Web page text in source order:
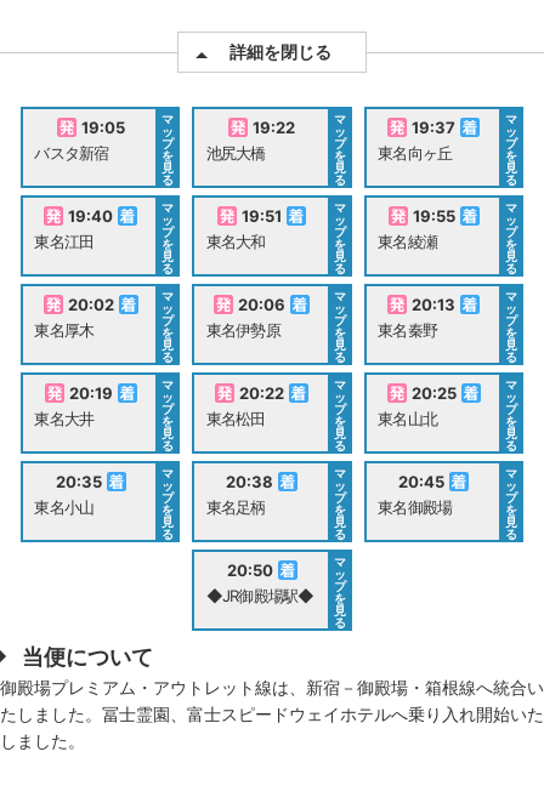
詳細を閉じる
19:05
バスタ新宿
マ
ッ
プ
を
見
る
19:22
池尻大橋
マ
ッ
プ
を
見
る
19:37
東名向ヶ丘
マ
ッ
プ
を
見
る
19:40
東名江田
マ
ッ
プ
を
見
る
19:51
東名大和
マ
ッ
プ
を
見
る
19:55
東名綾瀬
マ
ッ
プ
を
見
る
20:02
東名厚木
マ
ッ
プ
を
見
る
20:06
東名伊勢原
マ
ッ
プ
を
見
る
20:13
東名秦野
マ
ッ
プ
を
見
る
20:19
東名大井
マ
ッ
プ
を
見
る
20:22
東名松田
マ
ッ
プ
を
見
る
20:25
東名山北
マ
ッ
プ
を
見
る
20:35
東名小山
マ
ッ
プ
を
見
る
20:38
東名足柄
マ
ッ
プ
を
見
る
20:45
東名御殿場
マ
ッ
プ
を
見
る
20:50
◆JR御殿場駅◆
マ
ッ
プ
を
見
る
当便について
御殿場プレミアム・アウトレット線は、新宿－御殿場・箱根線へ統合い
たしました。冨士霊園、富士スピードウェイホテルへ乗り入れ開始いた
しました。